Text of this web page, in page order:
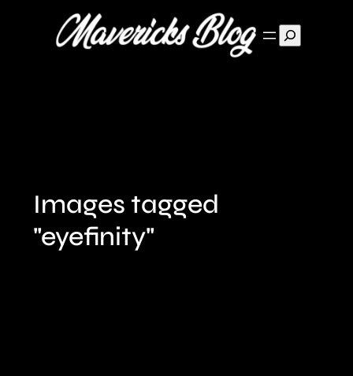
Suchen
Images tagged
"eyefinity"